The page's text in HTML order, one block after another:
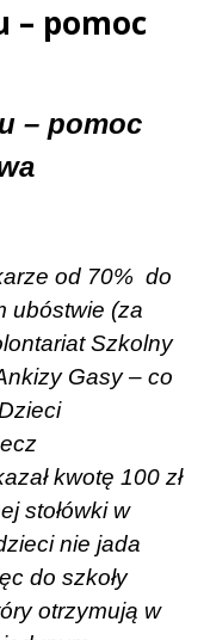
– pomoc
– pomoc
od 70% do
ubóstwie (za
Szkolny
Gasy – co
kwotę 100 zł
stołówki w
nie jada
do szkoły
otrzymują w